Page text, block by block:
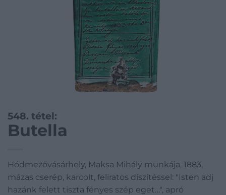
548. tétel:
Butella
Hódmezővásárhely, Maksa Mihály munkája, 1883,
mázas cserép, karcolt, feliratos díszítéssel: "Isten adj
hazánk felett tiszta fényes szép eget…", apró